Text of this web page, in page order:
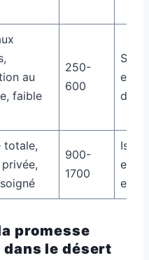
au
faible
250-
600
et
de la
totale,
900-
1700
et
promesse
dans le désert